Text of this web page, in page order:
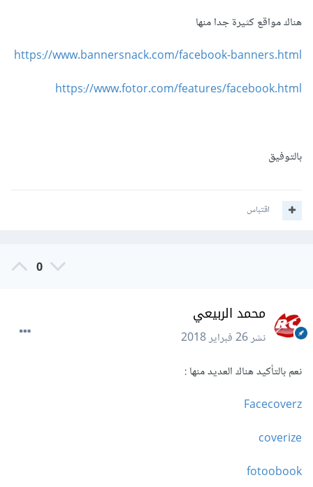
هناك مواقع كثيرة جدا منها
https://www.bannersnack.com/facebook-banners.html
https://www.fotor.com/features/facebook.html
بالتوفيق
اقتباس
0
محمد الربيعي
نشر26 فبراير 2018
نعم بالتأكيد هناك العديد منها :
Facecoverz
coverize
fotoobook